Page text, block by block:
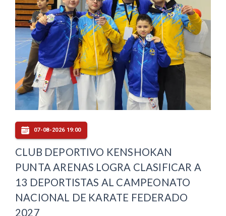
07-08-2026 19:00
CLUB DEPORTIVO KENSHOKAN
PUNTA ARENAS LOGRA CLASIFICAR A
13 DEPORTISTAS AL CAMPEONATO
NACIONAL DE KARATE FEDERADO
2027